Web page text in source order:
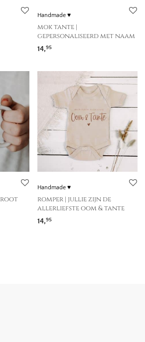
Handmade ♥
mok tante |
gepersonaliseerd met naam
14,95
Handmade ♥
romper | jullie zijn de
allerliefste oom & tante
14,95